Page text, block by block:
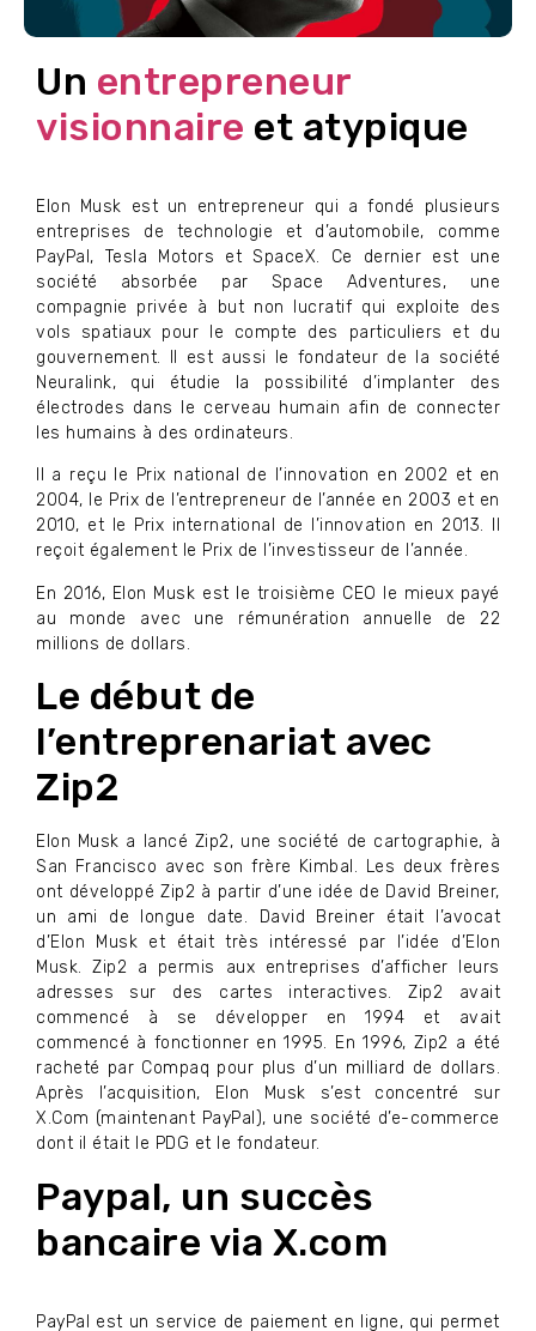
Un entrepreneur
visionnaire et atypique
Elon Musk est un entrepreneur qui a fondé plusieurs
entreprises de technologie et d’automobile, comme
PayPal, Tesla Motors et SpaceX. Ce dernier est une
société absorbée par Space Adventures, une
compagnie privée à but non lucratif qui exploite des
vols spatiaux pour le compte des particuliers et du
gouvernement. Il est aussi le fondateur de la société
Neuralink, qui étudie la possibilité d’implanter des
électrodes dans le cerveau humain afin de connecter
les humains à des ordinateurs.
Il a reçu le Prix national de l’innovation en 2002 et en
2004, le Prix de l’entrepreneur de l’année en 2003 et en
2010, et le Prix international de l’innovation en 2013. Il
reçoit également le Prix de l’investisseur de l’année.
En 2016, Elon Musk est le troisième CEO le mieux payé
au monde avec une rémunération annuelle de 22
millions de dollars.
Le début de
l’entreprenariat avec
Zip2
Elon Musk a lancé Zip2, une société de cartographie, à
San Francisco avec son frère Kimbal. Les deux frères
ont développé Zip2 à partir d’une idée de David Breiner,
un ami de longue date. David Breiner était l’avocat
d’Elon Musk et était très intéressé par l’idée d’Elon
Musk. Zip2 a permis aux entreprises d’afficher leurs
adresses sur des cartes interactives. Zip2 avait
commencé à se développer en 1994 et avait
commencé à fonctionner en 1995. En 1996, Zip2 a été
racheté par Compaq pour plus d’un milliard de dollars.
Après l’acquisition, Elon Musk s’est concentré sur
X.Com (maintenant PayPal), une société d’e-commerce
dont il était le PDG et le fondateur.
Paypal, un succès
bancaire via X.com
PayPal est un service de paiement en ligne, qui permet